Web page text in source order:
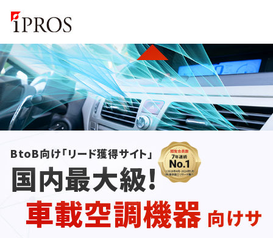
BtoB向け「リード獲得サイト」
国内最大級!
車載空調機器 向けサ